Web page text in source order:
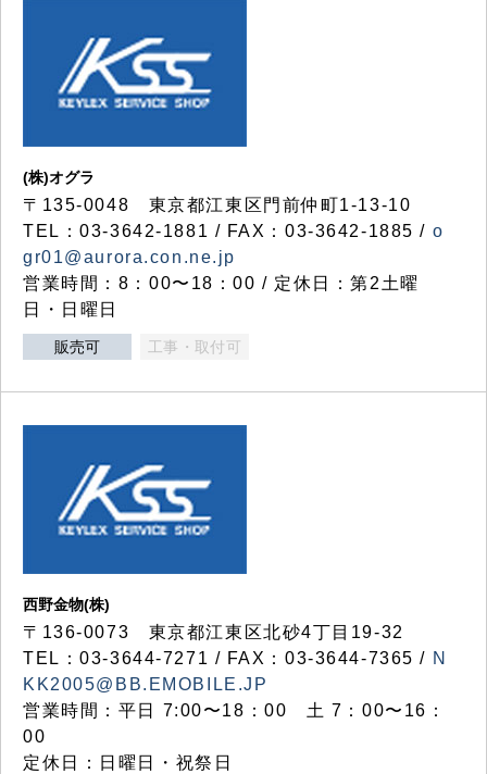
(株)オグラ
〒135-0048 東京都江東区門前仲町1-13-10
TEL：03-3642-1881 / FAX：03-3642-1885 / o
gr01@aurora.con.ne.jp
営業時間：8：00〜18：00 / 定休日：第2土曜
日・日曜日
販売可 工事・取付可
西野金物(株)
〒136-0073 東京都江東区北砂4丁目19-32
TEL：03‐3644‐7271 / FAX：03-3644-7365 / N
KK2005@BB.EMOBILE.JP
営業時間：平日 7:00〜18：00 土 7：00〜16：
00
定休日：日曜日・祝祭日